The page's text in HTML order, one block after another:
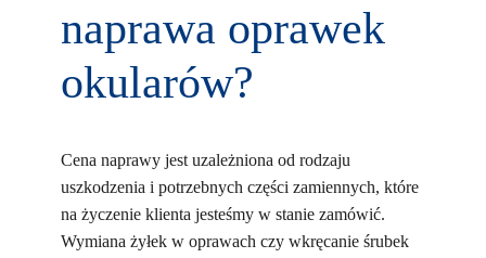
naprawa oprawek
okularów?
Cena naprawy jest uzależniona od rodzaju
uszkodzenia i potrzebnych części zamiennych, które
na życzenie klienta jesteśmy w stanie zamówić.
Wymiana żyłek w oprawach czy wkręcanie śrubek